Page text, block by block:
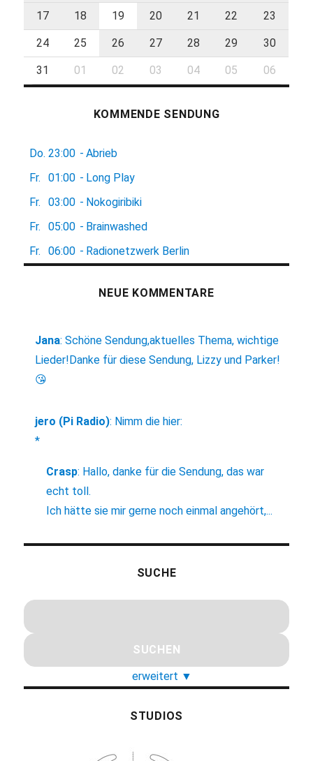
17 18 19 20 21 22 23
24 25 26 27 28 29 30
31 01 02 03 04 05 06
KOMMENDE SENDUNG
Do. 23:00 - Abrieb
Fr.
01:00 - Long Play
Fr.
03:00 - Nokogiribiki
Fr.
05:00 - Brainwashed
Fr.
06:00 - Radionetzwerk Berlin
NEUE KOMMENTARE
Jana:Schöne Sendung,aktuelles Thema, wichtige
Lieder!Danke für diese Sendung, Lizzy und Parker!
😘
jero (Pi Radio): Nimm die hier:
*
Crasp: Hallo, danke für die Sendung, das war
echt toll.
Ich hätte sie mir gerne noch einmal angehört,...
SUCHE
erweitert ▼
STUDIOS